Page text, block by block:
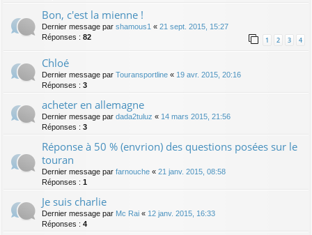
Bon, c'est la mienne !
Dernier message par shamous1 « 21 sept. 2015, 15:27
Réponses : 82 1 2 3 4
Chloé
Dernier message par Touransportline « 19 avr. 2015, 20:16
Réponses : 3
acheter en allemagne
Dernier message par dada2tuluz « 14 mars 2015, 21:56
Réponses : 3
Réponse à 50 % (envrion) des questions posées sur le
touran
Dernier message par farnouche « 21 janv. 2015, 08:58
Réponses : 1
Je suis charlie
Dernier message par Mc Rai « 12 janv. 2015, 16:33
Réponses : 4